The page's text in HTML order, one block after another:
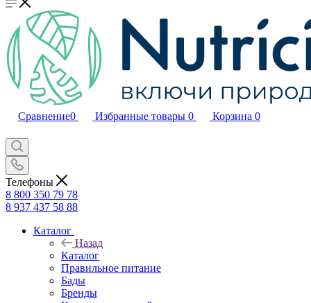
Сравнение0 Избранные товары 0 Корзина 0
Телефоны
8 800 350 79 78
8 937 437 58 88
Каталог
Назад
Каталог
Правильное питание
Бады
Бренды